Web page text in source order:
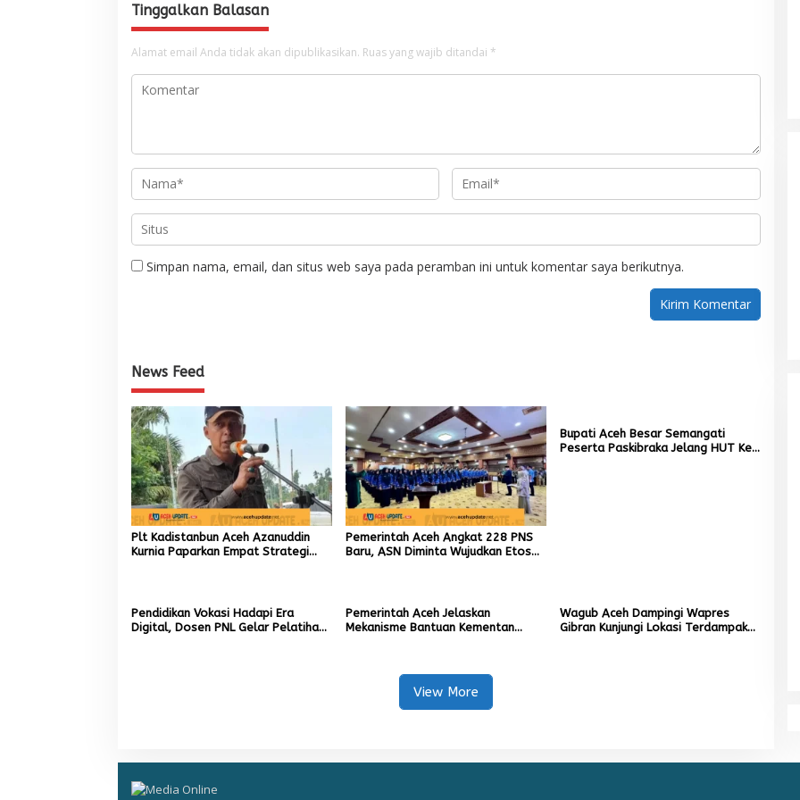
Tinggalkan Balasan
Alamat email Anda tidak akan dipublikasikan. Ruas yang wajib ditandai *
Simpan nama, email, dan situs web saya pada peramban ini untuk komentar saya berikutnya.
News Feed
Plt Kadistanbun Aceh Azanuddin
Kurnia Paparkan Empat Strategi
Pemerintah Aceh Angkat 228 PNS
Baru, ASN Diminta Wujudkan Etos
Bupati Aceh Besar Semangati
Peserta Paskibraka Jelang HUT Ke-
Pendidikan Vokasi Hadapi Era
Digital, Dosen PNL Gelar Pelatihan
Pemerintah Aceh Jelaskan
Mekanisme Bantuan Kementan
Wagub Aceh Dampingi Wapres
Gibran Kunjungi Lokasi Terdampak
View More